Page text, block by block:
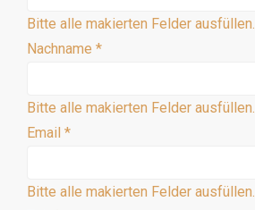
Bitte alle makierten Felder ausfüllen.
Nachname *
Bitte alle makierten Felder ausfüllen.
Email *
Bitte alle makierten Felder ausfüllen.